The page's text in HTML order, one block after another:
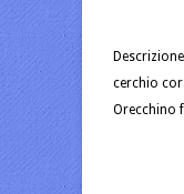
cerchio
Orecchino